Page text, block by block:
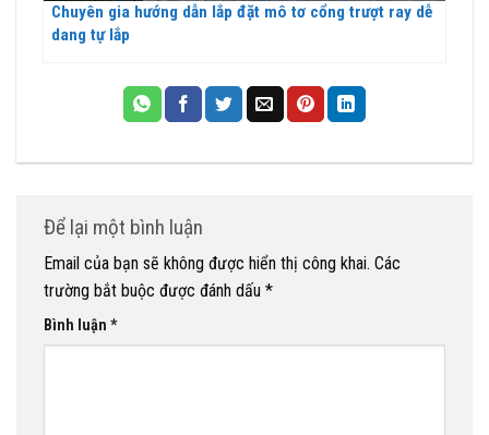
Chuyên gia hướng dẫn lắp đặt mô tơ cổng trượt ray dễ
dang tự lắp
Để lại một bình luận
Email của bạn sẽ không được hiển thị công khai. Các
trường bắt buộc được đánh dấu *
Bình luận *